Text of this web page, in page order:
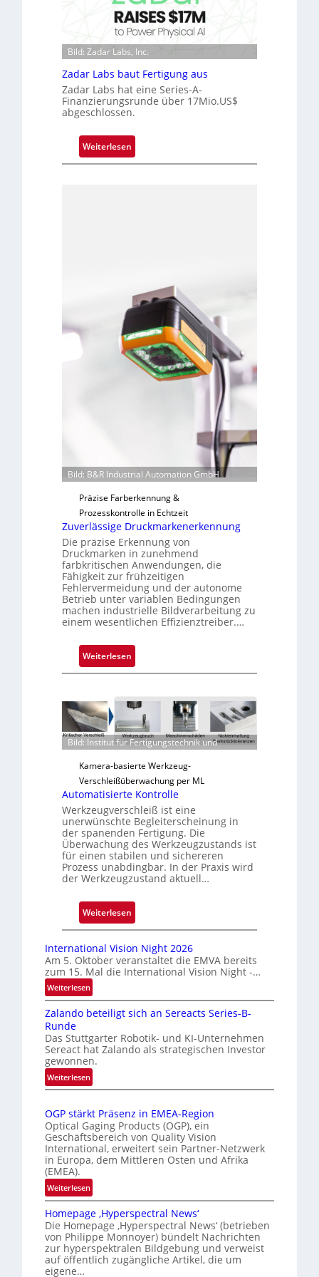
k
V
i
s
n
c
h
i
p
l
a
n
Ü
b
n
a
i
l
Bild: Zadar Labs, Inc.
Zadar Labs baut Fertigung aus
Zadar Labs hat eine Series-A-
Finanzierungsrunde über 17Mio.US$
abgeschlossen.
Weiterlesen
Z
b
a
t
F
g
u
s
Bild: B&R Industrial Automation GmbH
Präzise Farberkennung &
Prozesskontrolle in Echtzeit
Zuverlässige Druckmarkenerkennung
Die präzise Erkennung von
Druckmarken in zunehmend
farbkritischen Anwendungen, die
Fähigkeit zur frühzeitigen
Fehlervermeidung und der autonome
Betrieb unter variablen Bedingungen
machen industrielle Bildverarbeitung zu
einem wesentlichen Effizienztreiber.…
Weiterlesen
Z
v
r
l
g
e
D
r
u
m
r
k
n
e
k
n
n
g
Bild: Institut für Fertigungstechnik und
Kamera-basierte Werkzeug-
Verschleißüberwachung per ML
Automatisierte Kontrolle
Werkzeugverschleiß ist eine
unerwünschte Begleiterscheinung in
der spanenden Fertigung. Die
Überwachung des Werkzeugzustands ist
für einen stabilen und sichereren
Prozess unabdingbar. In der Praxis wird
der Werkzeugzustand aktuell…
Weiterlesen
A
t
o
a
t
i
s
r
e
K
o
n
o
l
l
e
International Vision Night 2026
Am 5. Oktober veranstaltet die EMVA bereits
zum 15. Mal die International Vision Night -…
Weiterlesen:
I
n
e
r
n
a
o
n
a
l
V
i
s
i
o
n
N
Zalando beteiligt sich an Sereacts Series-B-
Runde
Das Stuttgarter Robotik- und KI-Unternehmen
Sereact hat Zalando als strategischen Investor
gewonnen.
Weiterlesen:
Z
l
a
n
d
e
t
e
i
l
i
OGP stärkt Präsenz in EMEA-Region
Optical Gaging Products (OGP), ein
Geschäftsbereich von Quality Vision
International, erweitert sein Partner-Netzwerk
in Europa, dem Mittleren Osten und Afrika
(EMEA).
Weiterlesen:
O
G
P
s
t
Homepage ‚Hyperspectral News‘
Die Homepage ‚Hyperspectral News‘ (betrieben
von Philippe Monnoyer) bündelt Nachrichten
zur hyperspektralen Bildgebung und verweist
auf öffentlich zugängliche Artikel, die um
eigene…